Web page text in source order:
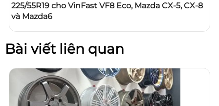
225/55R19 cho VinFast VF8 Eco, Mazda CX-5, CX-8
và Mazda6
Bài viết liên quan